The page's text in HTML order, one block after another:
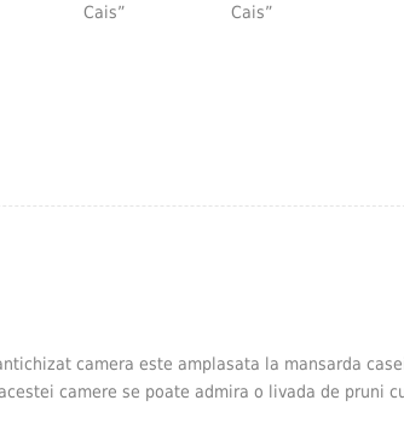
Cais”
Cais”
camera este amplasata la mansarda
camere se poate admira o livada de pruni